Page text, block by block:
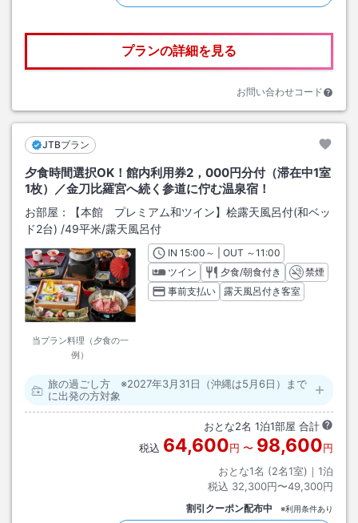
プランの詳細を見る
お問い合わせコード
JTBプラン
夕食時間選択OK！館内利用券2，000円分付（滞在中1室
1枚）／金刀比羅宮へ続く参道に佇む温泉宿！
お部屋：
【本館 プレミアム和ツイン】桧露天風呂付(和ベッ
ド2台) /49平米/露天風呂付
当プラン料理（夕食の一
例）
INチェックイン
15:00 ～ | OUT チェックアウト
～11:00
ツイン
夕食/朝食付き
禁煙
事前支払い
露天風呂付き客室
旅の過ごし方 ※2027年3月31日（沖縄は5月6日）まで
に出発の方対象
おとな2名 1泊1部屋 合計
税込 64,600円 〜 98,600円
おとな1名 (2名1室)｜ 1泊
税込 32,300円〜49,300円
割引クーポン配布中 ※利用条件あり